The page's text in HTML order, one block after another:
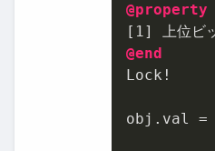
@property
[ 1
@end
Lock!
obj.val =